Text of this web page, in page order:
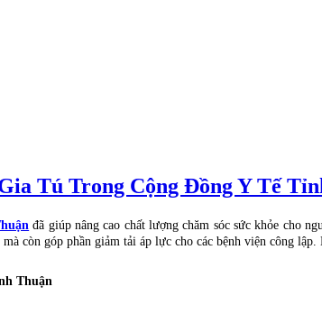
Tú Trong Cộng Đồng Y Tế
đã giúp nâng cao chất lượng chăm sóc sức khỏe cho
còn góp phần giảm tải áp lực cho các bệnh viện công
Thuận